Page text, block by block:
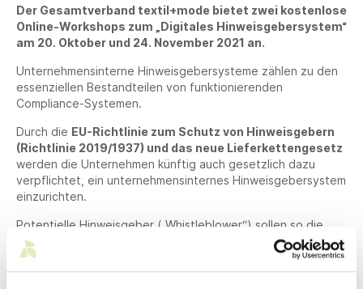
Der Gesamtverband textil+mode bietet zwei kostenlose
Online-Workshops zum „Digitales Hinweisgebersystem“
am 20. Oktober und 24. November 2021 an.
Unternehmensinterne Hinweisgebersysteme zählen zu den
essenziellen Bestandteilen von funktionierenden
Compliance-Systemen.
Durch die EU-Richtlinie zum Schutz von Hinweisgebern
(Richtlinie 2019/1937) und das neue Lieferkettengesetz
werden die Unternehmen künftig auch gesetzlich dazu
verpflichtet, ein unternehmensinternes Hinweisgebersystem
einzurichten.
Potentielle Hinweisgeber („Whistleblower“) sollen so die
Möglichkeit erhalten, dem Unternehmen vertraulich und
sicher Verstöße gegen bestimmte Rechtsverstöße zu
melden.